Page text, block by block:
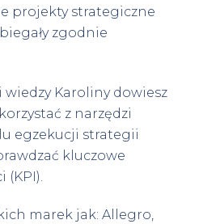
projekty strategiczne
zgodnie
Karoliny dowiesz
z narzędzi
egzekucji strategii
kluczowe
(KPI).
marek jak: Allegro,